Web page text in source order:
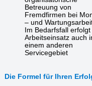
Betreuung von
Fremdfirmen bei
– und
Im Bedarfsfall
Arbeitseinsatz auch
einem anderen
Servicegebiet
Die Formel für Ihren